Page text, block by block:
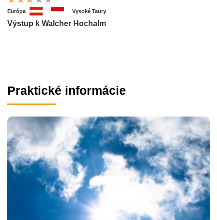
Európa Vysoké Taury
Výstup k Walcher Hochalm
Praktické informácie